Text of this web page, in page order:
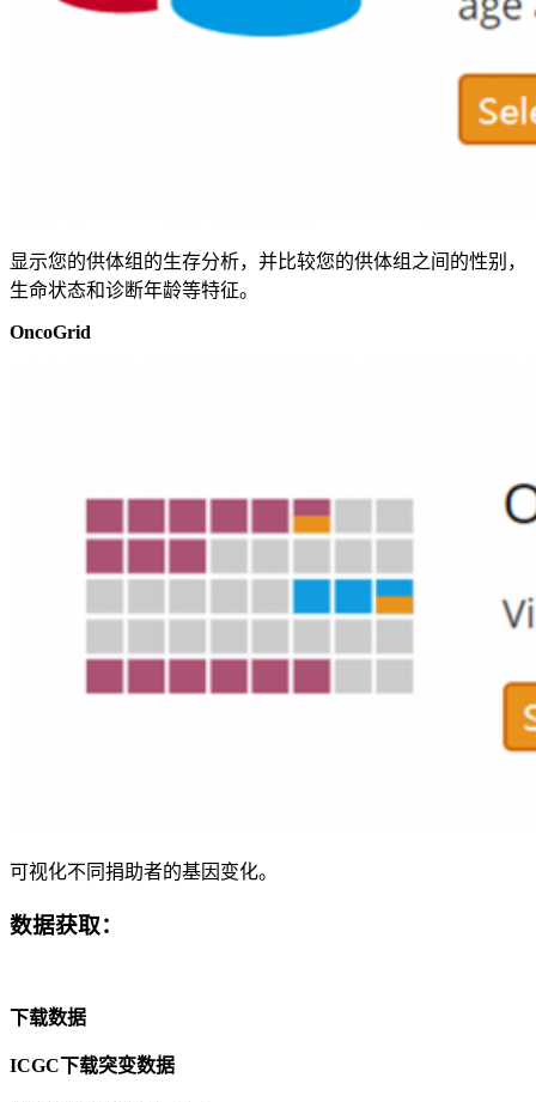
显示您的供体组的生存分析，并比较您的供体组之间的性别，
生命状态和诊断年龄等特征。
OncoGrid
可视化不同捐助者的基因变化。
数据获取：
下载数据
ICGC下载突变数据